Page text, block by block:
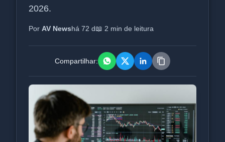
2026.
Por AV Newshá 72 d📖 2 min de leitura
Compartilhar: